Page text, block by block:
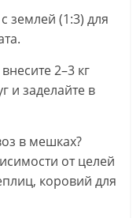
землей (1:3) для
2–3 кг
и заделайте в
в мешках?
от целей
коровий для